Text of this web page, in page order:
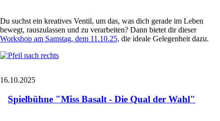
Du suchst ein kreatives Ventil, um das, was dich gerade im Leben
bewegt, rauszulassen und zu verarbeiten? Dann bietet dir dieser
Workshop am Samstag, dem 11.10.25, die ideale Gelegenheit dazu.
16.10.2025
Spielbühne "Miss Basalt - Die Qual der Wahl"